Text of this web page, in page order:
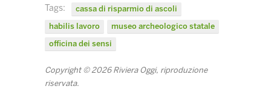
Tags:
cassa di risparmio di ascoli
habilis lavoro
museo archeologico statale
officina dei sensi
Copyright © 2026 Riviera Oggi, riproduzione
riservata.